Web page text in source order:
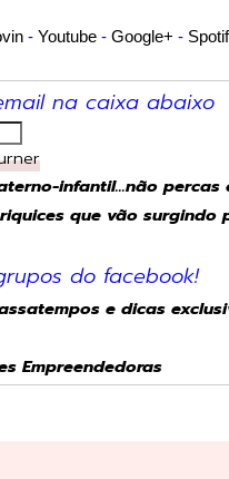
- Youtube - Google+ -
na caixa abaixo
infantil...não percas
que vão surgindo
do facebook!
e dicas
Empreendedoras